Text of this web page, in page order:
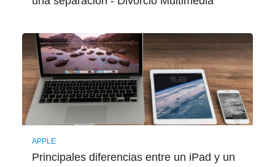
APPLE
Principales diferencias entre un iPad y un